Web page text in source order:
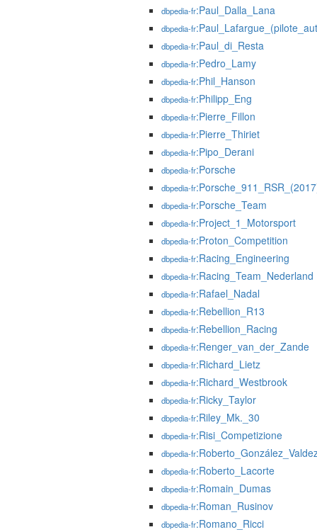
dbpedia-fr:Paul_Dalla_Lana
dbpedia-fr
dbpedia-fr:Paul_di_Resta
dbpedia-fr:Pedro_Lamy
dbpedia-fr:Phil_Hanson
dbpedia-fr:Philipp_Eng
dbpedia-fr:Pierre_Fillon
dbpedia-fr:Pierre_Thiriet
dbpedia-fr:Pipo_Derani
dbpedia-fr:Porsche
dbpedia-fr
dbpedia-fr:Porsche_Team
dbpedia-fr:Project_1_Motorsport
dbpedia-fr:Proton_Competition
dbpedia-fr:Racing_Engineering
dbpedia-fr:Racing_Team_Nederland
dbpedia-fr:Rafael_Nadal
dbpedia-fr:Rebellion_R13
dbpedia-fr:Rebellion_Racing
dbpedia-fr:Renger_van_der_Zande
dbpedia-fr:Richard_Lietz
dbpedia-fr:Richard_Westbrook
dbpedia-fr:Ricky_Taylor
dbpedia-fr:Riley_Mk._30
dbpedia-fr:Risi_Competizione
dbpedia-fr
dbpedia-fr:Roberto_Lacorte
dbpedia-fr:Romain_Dumas
dbpedia-fr:Roman_Rusinov
dbpedia-fr:Romano_Ricci